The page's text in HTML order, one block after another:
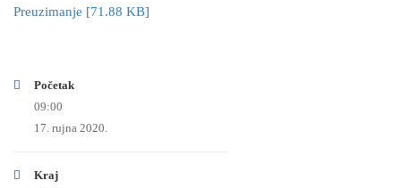
Preuzimanje [71.88 KB]
Početak
09:00
17. rujna 2020.
Kraj